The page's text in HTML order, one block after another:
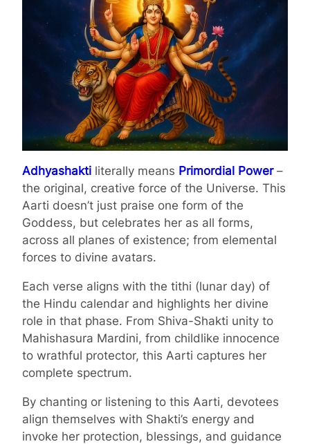
Adhyashakti literally means Primordial Power–
the original, creative force of the Universe. This
Aarti doesn’t just praise one form of the
Goddess, but celebrates her as all forms,
across all planes of existence; from elemental
forces to divine avatars.
Each verse aligns with the tithi (lunar day) of
the Hindu calendar and highlights her divine
role in that phase. From Shiva-Shakti unity to
Mahishasura Mardini, from childlike innocence
to wrathful protector, this Aarti captures her
complete spectrum.
By chanting or listening to this Aarti, devotees
align themselves with Shakti’s energy and
invoke her protection, blessings, and guidance